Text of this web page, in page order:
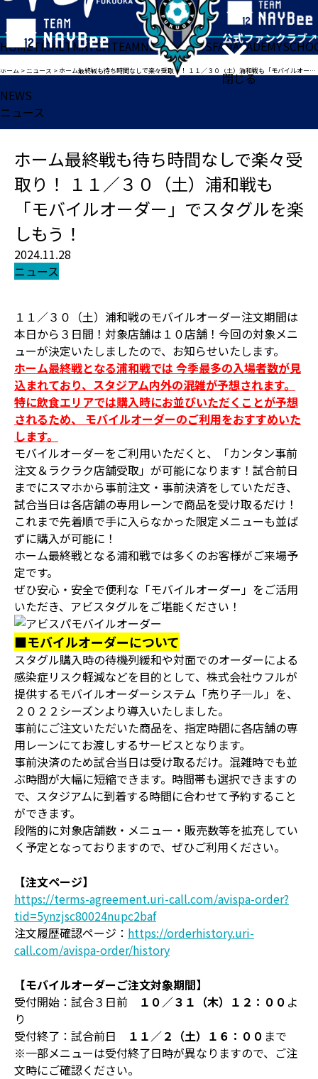
閉じる
HOMETICKETMATCHTEAMNEWSGOODSFANACADEMY
ホーム >ニュース > ホーム最終戦も待ち時間なしで楽々受取り！ １１／３０（土）浦和戦も「モバイルオーダー」でスタグルを楽しもう！
NEWS
ニュース
ホーム最終戦も待ち時間なしで楽々受
取り！ １１／３０（土）浦和戦も
「モバイルオーダー」でスタグルを楽
しもう！
2024.11.28
ニュース
１１／３０（土）浦和戦のモバイルオーダー注文期間は
本日から３日間！対象店舗は１０店舗！今回の対象メニ
ューが決定いたしましたので、お知らせいたします。
ホーム最終戦となる浦和戦では 今季最多の入場者数が見
込まれており、スタジアム内外の混雑が予想されます。
特に飲食エリアでは購入時にお並びいただくことが予想
されるため、 モバイルオーダーのご利用をおすすめいた
します。
モバイルオーダーをご利用いただくと、「カンタン事前
注文＆ラクラク店舗受取」が可能になります！試合前日
までにスマホから事前注文・事前決済をしていただき、
試合当日は各店舗の専用レーンで商品を受け取るだけ！
これまで先着順で手に入らなかった限定メニューも並ば
ずに購入が可能に！
ホーム最終戦となる浦和戦では多くのお客様がご来場予
定です。
ぜひ安心・安全で便利な「モバイルオーダー」をご活用
いただき、アビスタグルをご堪能ください！
■モバイルオーダーについて
スタグル購入時の待機列緩和や対面でのオーダーによる
感染症リスク軽減などを目的として、株式会社ウフルが
提供するモバイルオーダーシステム「売り子―ル」を、
２０２２シーズンより導入いたしました。
事前にご注文いただいた商品を、指定時間に各店舗の専
用レーンにてお渡しするサービスとなります。
事前決済のため試合当日は受け取るだけ。混雑時でも並
ぶ時間が大幅に短縮できます。時間帯も選択できますの
で、スタジアムに到着する時間に合わせて予約すること
ができます。
段階的に対象店舗数・メニュー・販売数等を拡充してい
く予定となっておりますので、ぜひご利用ください。
【注文ページ】
https://terms-agreement.uri-call.com/avispa-order?
tid=5ynzjsc80024nupc2baf
注文履歴確認ページ： https://orderhistory.uri-
call.com/avispa-order/history
【モバイルオーダーご注文対象期間】
受付開始：試合３日前
１０／３１（木）１２：００ よ
り
受付終了：試合前日
１１／２（土）１６：００ まで
※一部メニューは受付終了日時が異なりますので、ご注
文時にご確認ください。